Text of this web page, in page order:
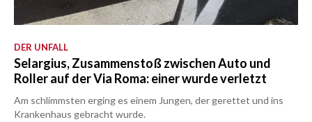
DER UNFALL
Selargius, Zusammenstoß zwischen Auto und
Roller auf der Via Roma: einer wurde verletzt
Am schlimmsten erging es einem Jungen, der gerettet und ins
Krankenhaus gebracht wurde.